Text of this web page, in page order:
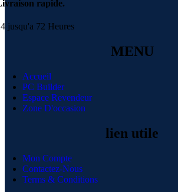
rapide.
jusqu'a 72 Heures
MENU
Accueil
PC Builder
Espace Revendeur
Zone D'occasion
lien utile
Mon Compte
Contactez-Nous
Terms & Conditions